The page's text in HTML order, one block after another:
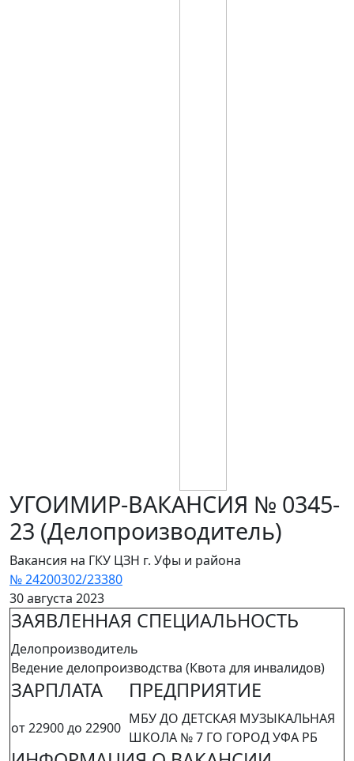
УГОИМИР-ВАКАНСИЯ № 0345-
23 (Делопроизводитель)
Вакансия на ГКУ ЦЗН г. Уфы и района
№ 24200302/23380
30 августа 2023
ЗАЯВЛЕННАЯ СПЕЦИАЛЬНОСТЬ
Делопроизводитель
Ведение делопроизводства (Квота для инвалидов)
ЗАРПЛАТА ПРЕДПРИЯТИЕ
от 22900 до 22900
МБУ ДО ДЕТСКАЯ МУЗЫКАЛЬНАЯ
ШКОЛА № 7 ГО ГОРОД УФА РБ